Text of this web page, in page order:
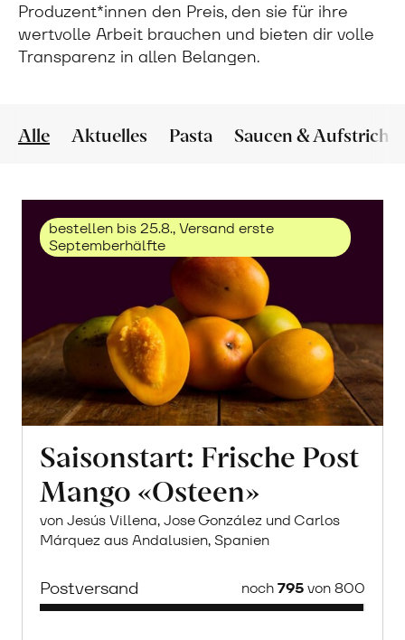
Produzent*innen den Preis, den sie für ihre
wertvolle Arbeit brauchen und bieten dir volle
Transparenz in allen Belangen.
Alle Aktuelles Pasta Saucen & Aufstriche
bestellen bis 25.8., Versand erste
Septemberhälfte
Saisonstart: Frische Post
Mango «Osteen»
von Jesús Villena, Jose González und Carlos
Márquez aus Andalusien, Spanien
Postversand noch795von 800